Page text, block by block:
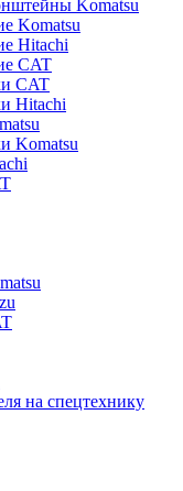
Komatsu
Komatsu
Hitachi
CAT
CAT
Hitachi
Komatsu
на спецтехнику